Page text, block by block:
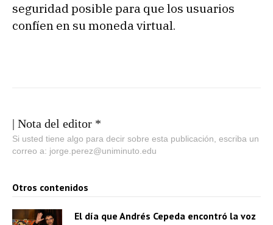
seguridad posible para que los usuarios
confíen en su moneda virtual.
| Nota del editor *
Si usted tiene algo para decir sobre esta publicación, escriba un
correo a: jorge.perez@uniminuto.edu
Otros contenidos
El día que Andrés Cepeda encontró la voz